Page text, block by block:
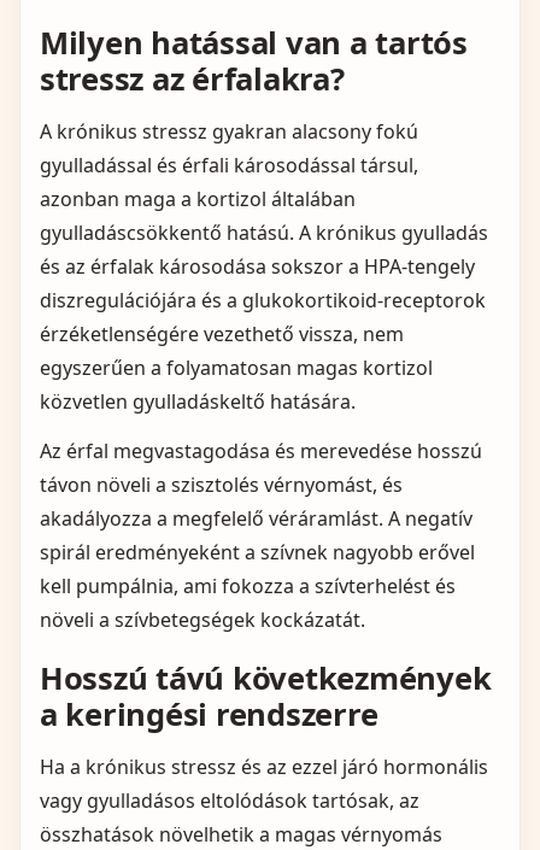
Milyen hatással van a tartós
stressz az érfalakra?
A krónikus stressz gyakran alacsony fokú
gyulladással és érfali károsodással társul,
azonban maga a kortizol általában
gyulladáscsökkentő hatású. A krónikus gyulladás
és az érfalak károsodása sokszor a HPA‑tengely
diszregulációjára és a glukokortikoid‑receptorok
érzéketlenségére vezethető vissza, nem
egyszerűen a folyamatosan magas kortizol
közvetlen gyulladáskeltő hatására.
Az érfal megvastagodása és merevedése hosszú
távon növeli a szisztolés vérnyomást, és
akadályozza a megfelelő véráramlást. A negatív
spirál eredményeként a szívnek nagyobb erővel
kell pumpálnia, ami fokozza a szívterhelést és
növeli a szívbetegségek kockázatát.
Hosszú távú következmények
a keringési rendszerre
Ha a krónikus stressz és az ezzel járó hormonális
vagy gyulladásos eltolódások tartósak, az
összhatások növelhetik a magas vérnyomás